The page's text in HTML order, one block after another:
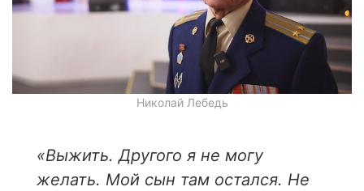
Николай Лебедь
«Выжить. Другого я не могу
желать. Мой сын там остался. Не